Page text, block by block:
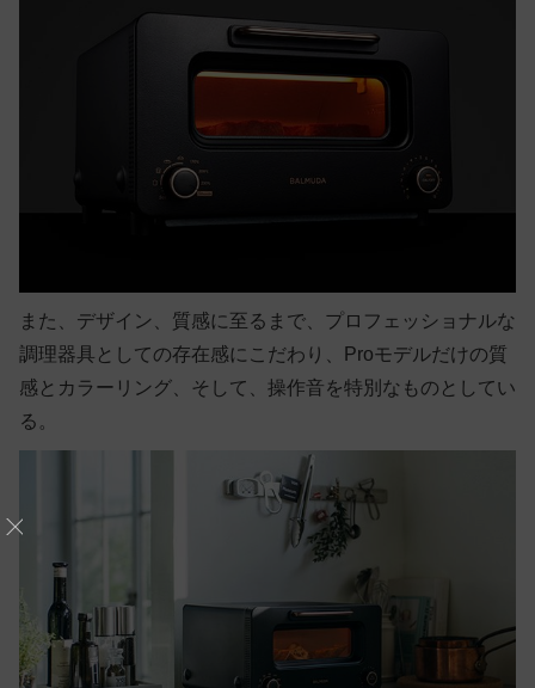
また、デザイン、質感に至るまで、プロフェッショナルな
調理器具としての存在感にこだわり、Proモデルだけの質
感とカラーリング、そして、操作音を特別なものとしてい
る。